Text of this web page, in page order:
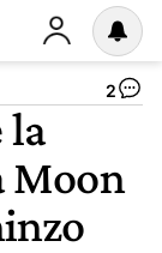
2
la
Moon